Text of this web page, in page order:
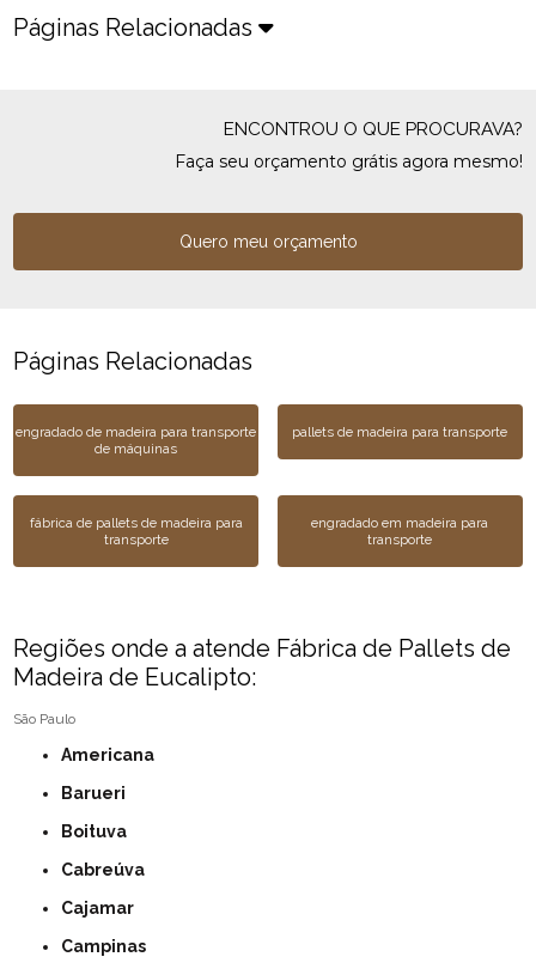
Páginas Relacionadas
ENCONTROU O QUE PROCURAVA?
Faça seu orçamento grátis agora mesmo!
Quero meu orçamento
Páginas Relacionadas
engradado de madeira para transporte
de máquinas
pallets de madeira para transporte
fábrica de pallets de madeira para
transporte
engradado em madeira para
transporte
Regiões onde a atende Fábrica de Pallets de
Madeira de Eucalipto:
São Paulo
Americana
Barueri
Boituva
Cabreúva
Cajamar
Campinas